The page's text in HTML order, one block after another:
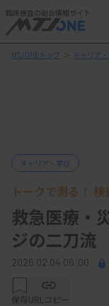
臨床検査の総合情報サイト
MTJONEトップ ＞ キャリア
キャリア・学び
トークで測る！
救急医療・
ジの二刀流
2026.02.04 06:00
保存URLコピー